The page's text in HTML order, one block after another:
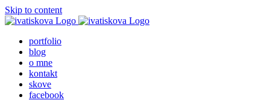
Skip to content
portfolio
blog
o mne
kontakt
skove
facebook